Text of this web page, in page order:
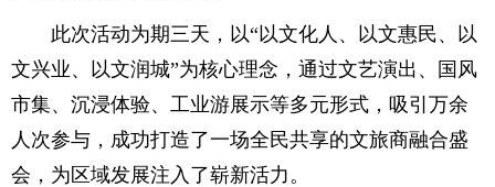
此次活动为期三天，以“以文化人、以文惠民、以
文兴业、以文润城”为核心理念，通过文艺演出、国风
市集、沉浸体验、工业游展示等多元形式，吸引万余
人次参与，成功打造了一场全民共享的文旅商融合盛
会，为区域发展注入了崭新活力。